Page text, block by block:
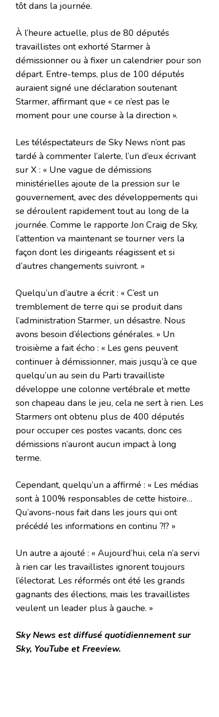
tôt dans la journée.
À l’heure actuelle, plus de 80 députés
travaillistes ont exhorté Starmer à
démissionner ou à fixer un calendrier pour son
départ. Entre-temps, plus de 100 députés
auraient signé une déclaration soutenant
Starmer, affirmant que « ce n’est pas le
moment pour une course à la direction ».
Les téléspectateurs de Sky News n’ont pas
tardé à commenter l’alerte, l’un d’eux écrivant
sur X : « Une vague de démissions
ministérielles ajoute de la pression sur le
gouvernement, avec des développements qui
se déroulent rapidement tout au long de la
journée. Comme le rapporte Jon Craig de Sky,
l’attention va maintenant se tourner vers la
façon dont les dirigeants réagissent et si
d’autres changements suivront. »
Quelqu’un d’autre a écrit : « C’est un
tremblement de terre qui se produit dans
l’administration Starmer, un désastre. Nous
avons besoin d’élections générales. » Un
troisième a fait écho : « Les gens peuvent
continuer à démissionner, mais jusqu’à ce que
quelqu’un au sein du Parti travailliste
développe une colonne vertébrale et mette
son chapeau dans le jeu, cela ne sert à rien. Les
Starmers ont obtenu plus de 400 députés
pour occuper ces postes vacants, donc ces
démissions n’auront aucun impact à long
terme.
Cependant, quelqu’un a affirmé : « Les médias
sont à 100% responsables de cette histoire…
Qu’avons-nous fait dans les jours qui ont
précédé les informations en continu ?!? »
Un autre a ajouté : « Aujourd’hui, cela n’a servi
à rien car les travaillistes ignorent toujours
l’électorat. Les réformés ont été les grands
gagnants des élections, mais les travaillistes
veulent un leader plus à gauche. »
Sky News est diffusé quotidiennement sur
Sky, YouTube et Freeview.